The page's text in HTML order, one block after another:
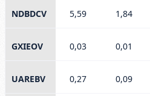
NDBDCV 5,59 1,84
GXIEOV 0,03 0,01
UAREBV 0,27 0,09